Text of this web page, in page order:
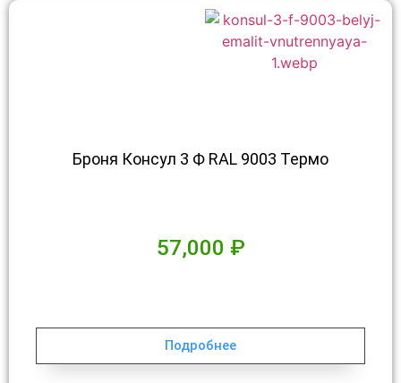
Броня Консул 3 Ф RAL 9003 Термо
57,000 ₽
Подробнее